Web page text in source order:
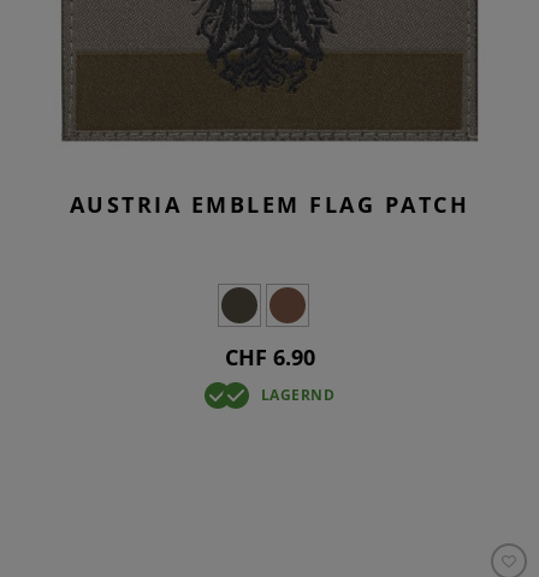
AUSTRIA EMBLEM FLAG PATCH
CHF 6.90
LAGERND